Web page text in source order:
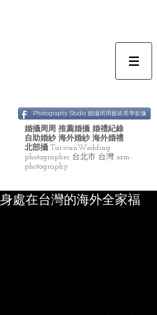
Photography Studio 婚攝周周藝術美學影像
婚攝周周 推薦婚攝 婚禮紀錄
自助婚紗 海外婚紗 海外婚禮
北部攝 TaiwanWedding
photographer 台北市 台灣 sam-
photography
身處在台灣的海外全家福